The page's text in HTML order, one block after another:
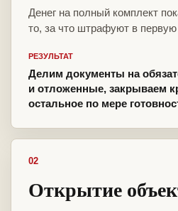
Денег на полный комплект
то, за что штрафуют в первую
РЕЗУЛЬТАТ
Делим документы на
и отложенные, закрываем
остальное по мере
02
Открытие